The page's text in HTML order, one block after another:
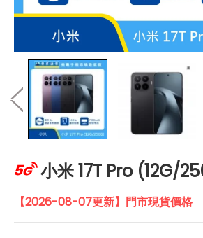
小米 17T Pro (12G/
【2026-08-07更新】門市現貨價格